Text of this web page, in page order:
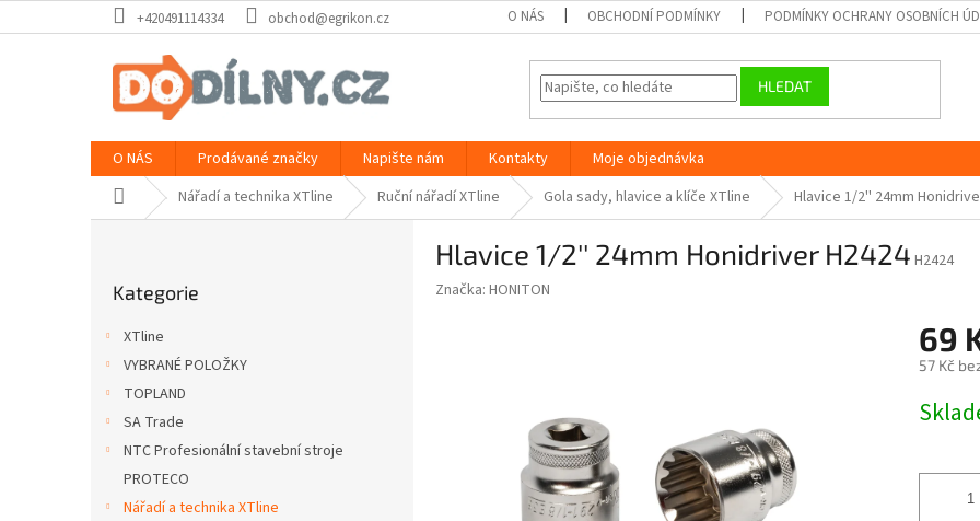
na
+420491114334 obchod@egrikon.cz O NÁS OBCHODNÍ PODMÍNKY PODMÍNKY OCHRANY OSOBNÍCH
HLEDAT
O NÁS Prodávané značky Napište nám Kontakty
Moje objednávka
Domů Nářadí a technika XTline Ruční nářadí XTline Gola sady, hlavice a klíče XTline Hlavice 1/2'' 24mm
kategorie
Kategorie
XTline
VYBRANÉ POLOŽKY
TOPLAND
SA Trade
NTC Profesionální stavební stroje
PROTECO
Nářadí a technika XTline
Hlavice 1/2'' 24mm Honidriver H2424 H2424
Značka: HONITON
69
57 Kč
cena: